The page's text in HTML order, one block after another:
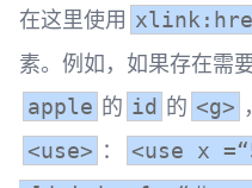
在这里使用
素。例如，如果存在需
apple 的 id 的 <g>
<use> ：
<use x